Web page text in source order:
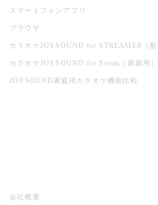
スマートフォンアプリ
ブラウザ
カラオケJOYSOUND for STREAMER（配
カラオケJOYSOUND for Steam（家庭用）
JOYSOUND家庭用カラオケ機能比較
会社概要